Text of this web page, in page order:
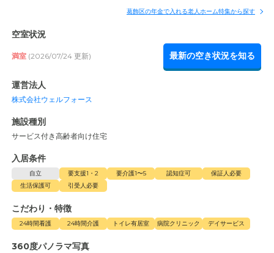
葛飾区の年金で入れる老人ホーム特集から探す
空室状況
満室 (2026/07/24 更新) 最新の空き状況を知る
運営法人
株式会社ウェルフォース
施設種別
サービス付き高齢者向け住宅
入居条件
自立 要支援1・2 要介護1〜5 認知症可
保証人必要
生活保護可
引受人必要
こだわり・特徴
24時間看護 24時間介護 トイレ有居室 病院クリニック デイサービス
360度パノラマ写真